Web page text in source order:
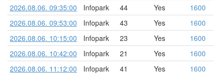
2026.08.06. 09:35:00
Infopark 44 Yes
1600
2026.08.06. 09:53:00
Infopark 43 Yes
1600
2026.08.06. 10:15:00
Infopark 23 Yes
1600
2026.08.06. 10:42:00
Infopark 21 Yes
1600
2026.08.06. 11:12:00
Infopark 41 Yes
1600